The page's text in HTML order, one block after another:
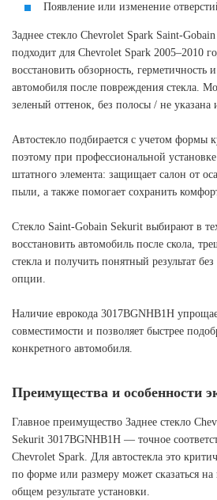
Появление или изменение
Заднее стекло Chevrolet Spark Saint-
подходит для Chevrolet Spark 2005–2010
восстановить обзорность,
автомобиля после повреждения стекла.
зеленый оттенок, без полосы / не указана
Автостекло подбирается с учетом формы
поэтому при профессиональной
штатного элемента: защищает салон от
пыли, а также помогает сохранить
Стекло Saint-Gobain Sekurit выбирают в
восстановить автомобиль после скола,
стекла и получить понятный результат
опции.
Наличие еврокода 3017BGNHB1H
совместимости и позволяет быстрее
конкретного автомобиля.
Преимущества и особенности
Главное преимущество Заднее стекло
Sekurit 3017BGNHB1H — точное
Chevrolet Spark. Для автостекла это
по форме или размеру может сказаться на
общем результате установки.